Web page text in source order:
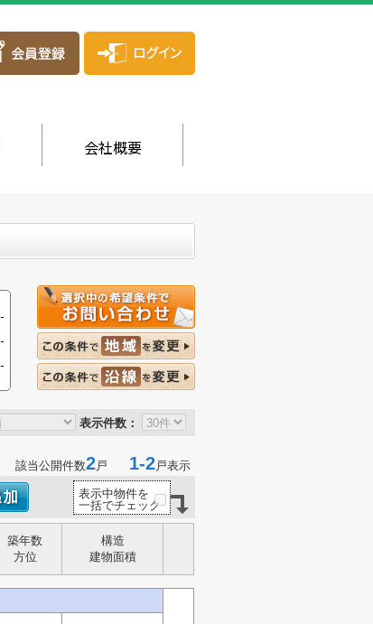
会社概要
表示件数：
該当公開件数2戸 1-2戸表示
表示中物件を
一括でチェック
築年数
方位
構造
建物面積